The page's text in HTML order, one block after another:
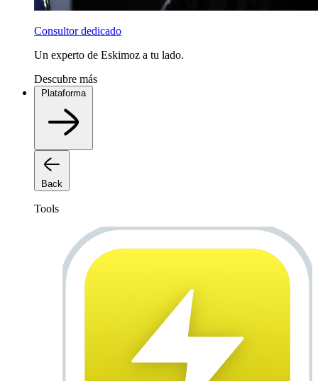
Consultor dedicado
Un experto de Eskimoz a tu lado.
Descubre más
Plataforma
Back
Tools